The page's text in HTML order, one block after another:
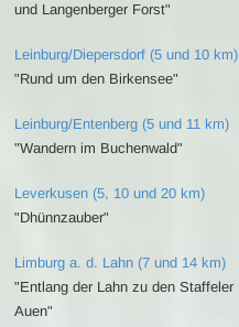
und Langenberger Forst"
Leinburg/Diepersdorf (5 und 10 km)
"Rund um den Birkensee"
Leinburg/Entenberg (5 und 11 km)
"Wandern im Buchenwald"
Leverkusen (5, 10 und 20 km)
"Dhünnzauber"
Limburg a. d. Lahn (7 und 14 km)
"Entlang der Lahn zu den Staffeler
Auen"